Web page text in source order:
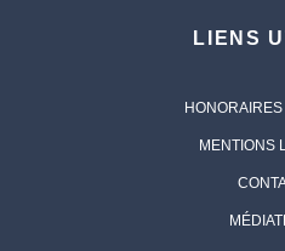
LIENS
MENTIONS